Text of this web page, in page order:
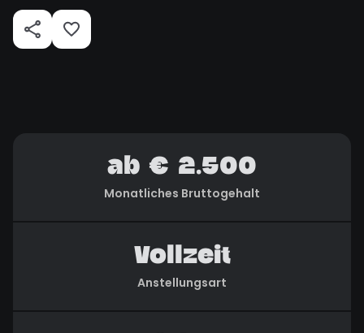
ab € 2.500
Monatliches Bruttogehalt
Vollzeit
Anstellungsart